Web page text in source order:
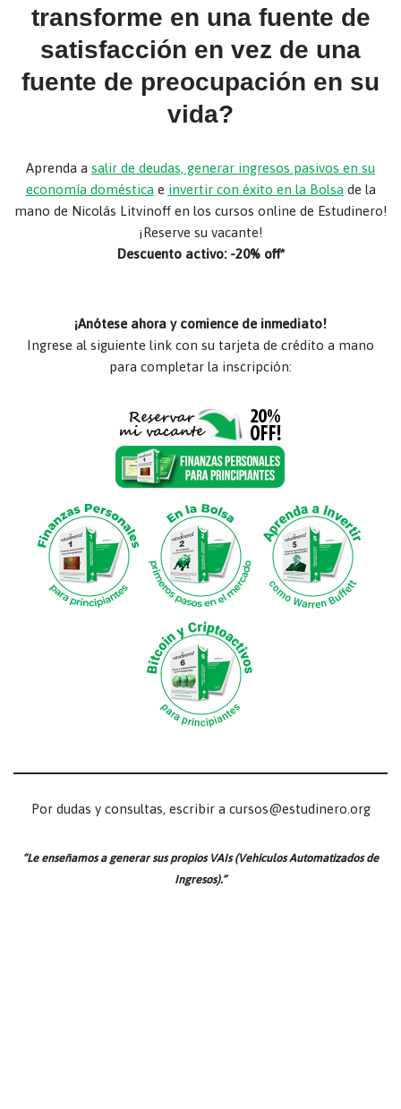
transforme en una fuente de
satisfacción en vez de una
fuente de preocupación en su
vida?
Aprenda a salir de deudas, generar ingresos pasivos en su
economía doméstica e invertir con éxito en la Bolsa de la
mano de Nicolás Litvinoff en los cursos online de Estudinero!
¡Reserve su vacante!
Descuento activo: -20% off*
¡Anótese ahora y comience de inmediato!
Ingrese al siguiente link con su tarjeta de crédito a mano
para completar la inscripción:
Por dudas y consultas, escribir a cursos@estudinero.org
“Le enseñamos a generar sus propios VAIs (Vehículos Automatizados de
Ingresos).”